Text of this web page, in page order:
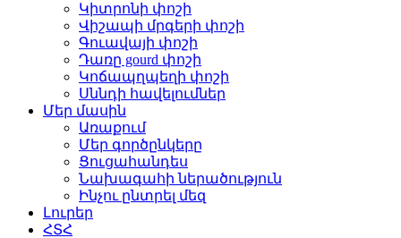
Կիտրոնի փոշի
Վիշապի մրգերի փոշի
Գուավայի փոշի
Դառը gourd փոշի
Կոճապղպեղի փոշի
Սննդի հավելումներ
Մեր մասին
Առաքում
Մեր գործընկերը
Ցուցահանդես
Նախագահի ներածություն
Ինչու ընտրել մեզ
Լուրեր
ՀՏՀ